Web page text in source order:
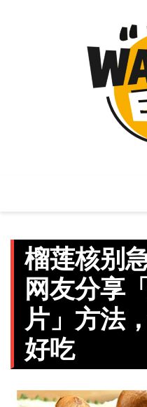
榴莲核别
网友分享
片」方法
好吃